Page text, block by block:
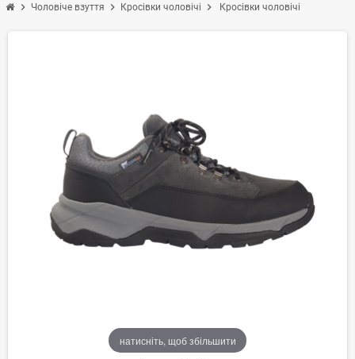
chevron_right Чоловіче взуття chevron_right Кросівки чоловічі chevron_right Кросівки чоловічі
натисніть, щоб збільшити